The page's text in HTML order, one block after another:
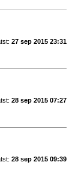
27 sep 2015 23:31
28 sep 2015 07:27
28 sep 2015 09:39